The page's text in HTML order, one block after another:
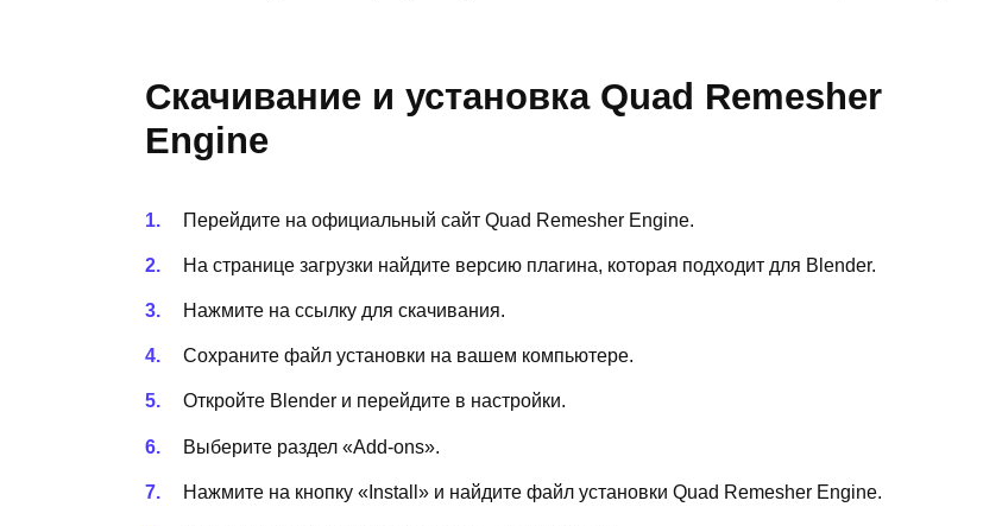
Скачивание и установка Quad Remesher
Engine
Перейдите на официальный сайт Quad Remesher Engine.
На странице загрузки найдите версию плагина, которая подходит для Blender.
Нажмите на ссылку для скачивания.
Сохраните файл установки на вашем компьютере.
Откройте Blender и перейдите в настройки.
Выберите раздел «Add-ons».
Нажмите на кнопку «Install» и найдите файл установки Quad Remesher Engine.